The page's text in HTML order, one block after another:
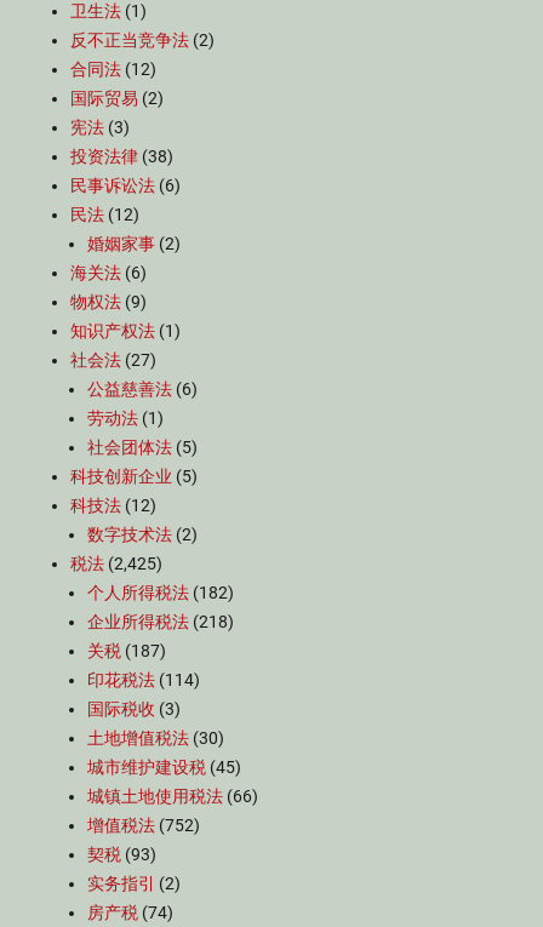
卫生法 (1)
反不正当竞争法 (2)
合同法 (12)
国际贸易 (2)
宪法 (3)
投资法律 (38)
民事诉讼法 (6)
民法 (12)
婚姻家事 (2)
海关法 (6)
物权法 (9)
知识产权法 (1)
社会法 (27)
公益慈善法 (6)
劳动法 (1)
社会团体法 (5)
科技创新企业 (5)
科技法 (12)
数字技术法 (2)
税法 (2,425)
个人所得税法 (182)
企业所得税法 (218)
关税 (187)
印花税法 (114)
国际税收 (3)
土地增值税法 (30)
城市维护建设税 (45)
城镇土地使用税法 (66)
增值税法 (752)
契税 (93)
实务指引
(2)
房产税 (74)